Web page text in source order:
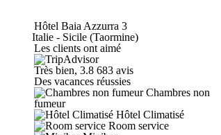
Hôtel Baia Azzurra 3
Italie - Sicile (Taormine)
Les clients ont aimé
Très bien, 3.8 683 avis
Des vacances réussies
Chambres non
fumeur
Hôtel Climatisé
Room service